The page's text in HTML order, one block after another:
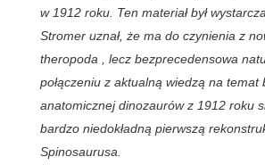
w 1912 roku. Ten materiał był
Stromer uznał, że ma do czynienia z
theropoda , lecz bezprecedensowa
połączeniu z aktualną wiedzą na temat
anatomicznej dinozaurów z 1912 roku
bardzo niedokładną pierwszą
Spinosaurusa.